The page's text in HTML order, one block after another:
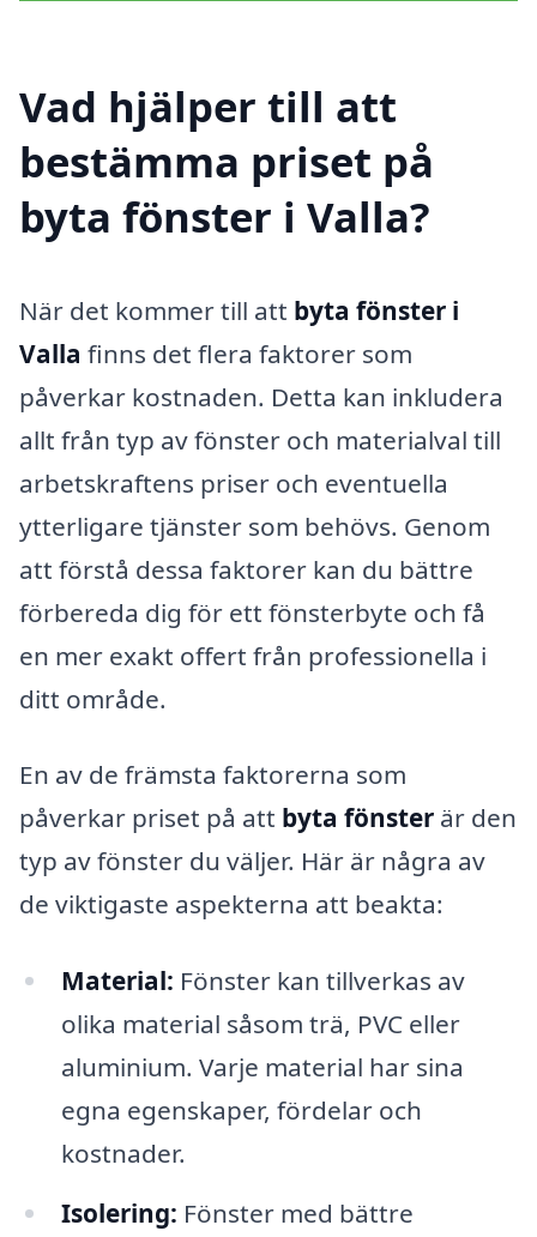
Vad hjälper till att
bestämma priset på
byta fönster i Valla?
När det kommer till att byta fönster i
Valla finns det flera faktorer som
påverkar kostnaden. Detta kan inkludera
allt från typ av fönster och materialval till
arbetskraftens priser och eventuella
ytterligare tjänster som behövs. Genom
att förstå dessa faktorer kan du bättre
förbereda dig för ett fönsterbyte och få
en mer exakt offert från professionella i
ditt område.
En av de främsta faktorerna som
påverkar priset på att byta fönster är den
typ av fönster du väljer. Här är några av
de viktigaste aspekterna att beakta:
Material: Fönster kan tillverkas av
olika material såsom trä, PVC eller
aluminium. Varje material har sina
egna egenskaper, fördelar och
kostnader.
Isolering: Fönster med bättre